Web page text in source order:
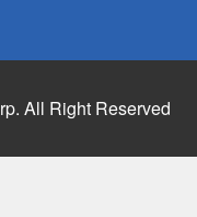
All Right Reserved